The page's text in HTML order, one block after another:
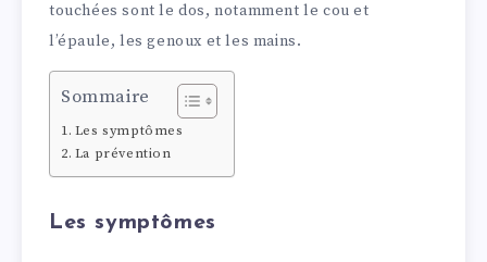
touchées sont le dos, notamment le cou et
l’épaule, les genoux et les mains.
Sommaire
Les symptômes
La prévention
Les symptômes